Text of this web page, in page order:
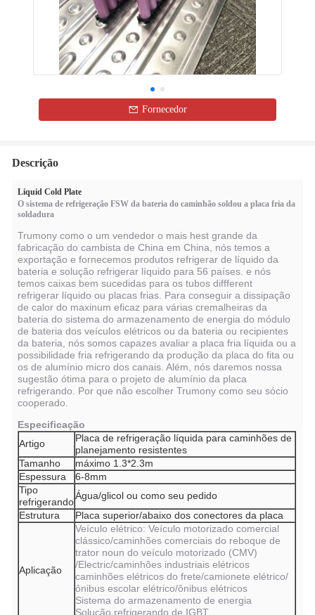
Fornecedor
Descrição
Liquid Cold Plate
O sistema de refrigeração FSW da bateria do caminhão soldou a placa fria da
soldadura
Trumony como o um vendedor o mais hest grande da
fabricação do cambista de China em China, nós temos a
exportação e fornecemos produtos refrigerar de líquido da
bateria e solução refrigerar líquido para 56 países. e nós
temos caixas bem sucedidas para os tubos diffferent
refrigerar líquido ou placas frias. Para conseguir a dissipação
de calor do maxinum eficaz para várias cremalheiras da
bateria do sistema do armazenamento de energia do módulo
de bateria dos veículos elétricos ou da bateria ou recipientes
da bateria, nós somos capazes avaliar a placa fria líquida ou a
possibilidade fria refrigerando da produção da placa do fita ou
os de alumínio micro dos canais. Além, nós daremos nossa
sugestão ótima para o projeto de alumínio da placa
refrigerando. Por que não escolher Trumony como seu sócio
cooperado.
Especificação
Artigo
Placa de refrigeração líquida para caminhões de
planejamento resistentes
Tamanho
máximo 1.3*2.3m
Espessura
6-8mm
Tipo
refrigerando
Água/glicol ou como seu pedido
Estrutura
Placa superior/abaixo dos conectores da placa
Aplicação
Veículo elétrico: Veículo motorizado comercial
clássico/caminhões comerciais do reboque de
trator noun do veículo motorizado (CMV)
/Electric/caminhões industriais elétricos
caminhões elétricos do frete/camionete elétrico/
ônibus escolar elétrico/ônibus elétricos
Sistema do armazenamento de energia
Solução refrigerando de IGBT